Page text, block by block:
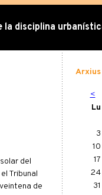
la disciplina
del
Tribunal
de
Arxius
<
Lu
3
10
17
24
31